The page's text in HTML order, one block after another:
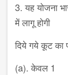
3. यह योजना
में लागू होगी
दिये गये कूट का
(a). केवल 1